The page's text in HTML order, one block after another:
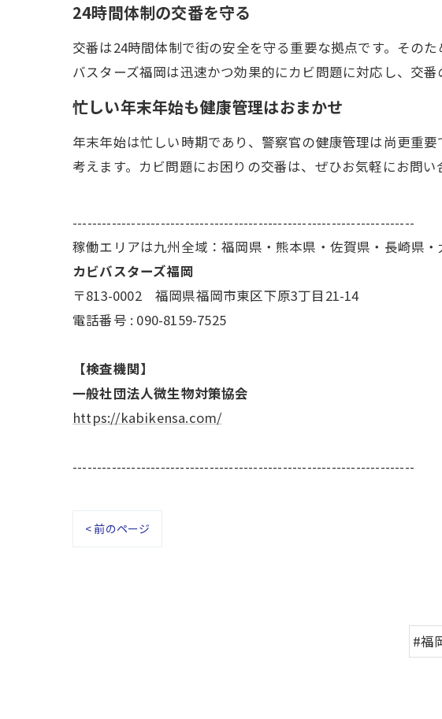
24時間体制の交番を守る
交番は24時間体制で街の安全を守る重要な拠点です。その
バスターズ福岡は迅速かつ効果的にカビ問題に対応し、交番
忙しい年末年始も健康管理はおまかせ
年末年始は忙しい時期であり、警察官の健康管理は尚更重
考えます。カビ問題にお困りの交番は、ぜひお気軽にお問い
----------------------------------------------------------------------
稼働エリアは九州全域：福岡県・熊本県・佐賀県・長崎県
カビバスターズ福岡
〒813-0002 福岡県福岡市東区下原3丁目21-14
電話番号 : 090-8159-7525
【検査機関】
一般社団法人微生物対策協会
https://kabikensa.com/
----------------------------------------------------------------------
< 前のページ
#福